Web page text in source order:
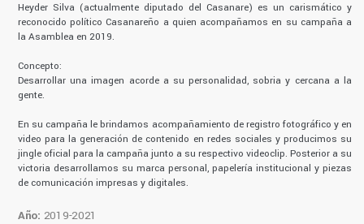
Heyder Silva (actualmente diputado del Casanare) es un carismático y
reconocido político Casanareño a quien acompañamos en su campaña a
la Asamblea en 2019.
Concepto:
Desarrollar una imagen acorde a su personalidad, sobria y cercana a la
gente.
En su campaña le brindamos acompañamiento de registro fotográfico y en
video para la generación de contenido en redes sociales y producimos su
jingle oficial para la campaña junto a su respectivo videoclip. Posterior a su
victoria desarrollamos su marca personal, papelería institucional y piezas
de comunicación impresas y digitales.
Año: 2019-2021